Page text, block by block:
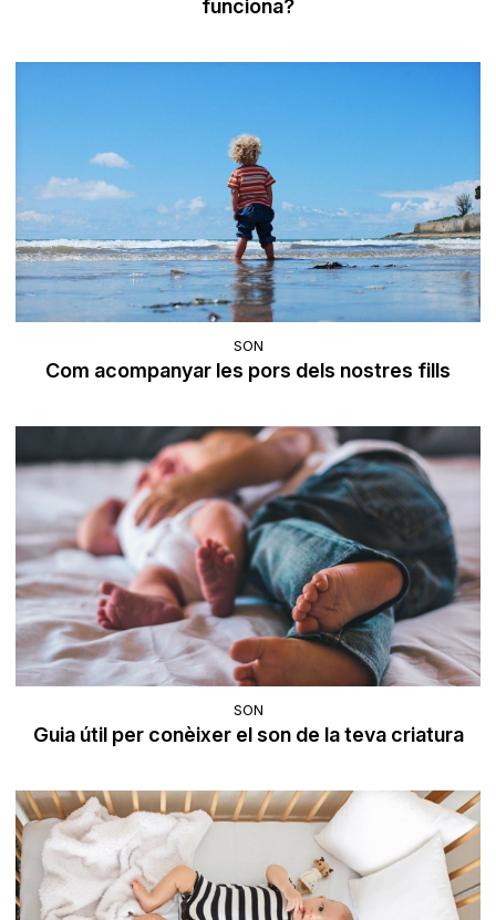
funciona?
SON
Com acompanyar les pors dels nostres fills
SON
Guia útil per conèixer el son de la teva criatura